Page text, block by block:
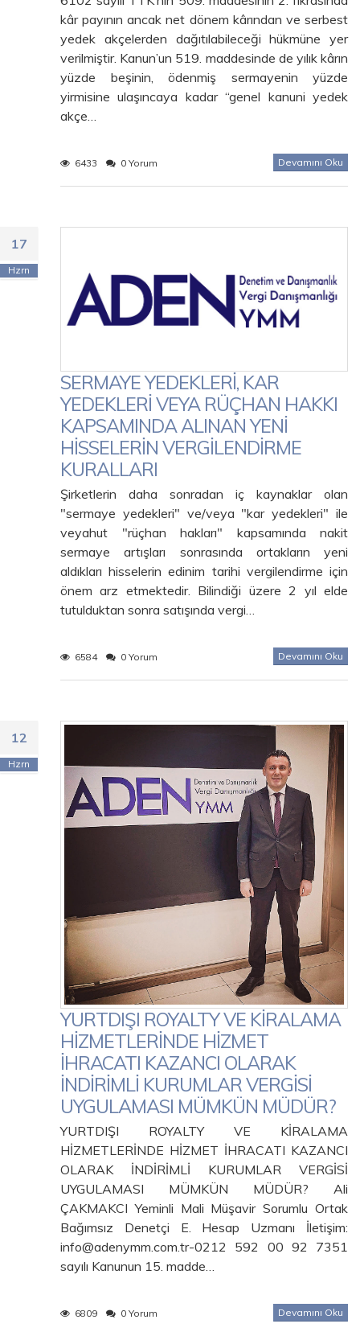
kâr payının ancak net dönem kârından ve serbest
yedek akçelerden dağıtılabileceği hükmüne yer
verilmiştir. Kanun’un 519. maddesinde de yılık kârın
yüzde beşinin, ödenmiş sermayenin yüzde
yirmisine ulaşıncaya kadar “genel kanuni yedek
akçe…
6433 0 Yorum Devamını Oku
17
Hzrn
SERMAYE YEDEKLERİ, KAR
YEDEKLERİ VEYA RÜÇHAN HAKKI
KAPSAMINDA ALINAN YENİ
HİSSELERİN VERGİLENDİRME
KURALLARI
Şirketlerin daha sonradan iç kaynaklar olan
"sermaye yedekleri" ve/veya "kar yedekleri" ile
veyahut "rüçhan hakları" kapsamında nakit
sermaye artışları sonrasında ortakların yeni
aldıkları hisselerin edinim tarihi vergilendirme için
önem arz etmektedir. Bilindiği üzere 2 yıl elde
tutulduktan sonra satışında vergi…
6584 0 Yorum Devamını Oku
12
Hzrn
YURTDIŞI ROYALTY VE KİRALAMA
HİZMETLERİNDE HİZMET
İHRACATI KAZANCI OLARAK
İNDİRİMLİ KURUMLAR VERGİSİ
UYGULAMASI MÜMKÜN MÜDÜR?
YURTDIŞI ROYALTY VE KİRALAMA
HİZMETLERİNDE HİZMET İHRACATI KAZANCI
OLARAK İNDİRİMLİ KURUMLAR VERGİSİ
UYGULAMASI MÜMKÜN MÜDÜR? Ali
ÇAKMAKCI Yeminli Mali Müşavir Sorumlu Ortak
Bağımsız Denetçi E. Hesap Uzmanı İletişim:
info@adenymm.com.tr-0212 592 00 92 7351
sayılı Kanunun 15. madde…
6809 0 Yorum Devamını Oku